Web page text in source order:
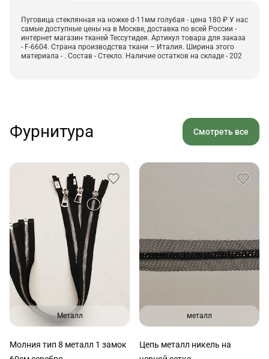
Пуговица стеклянная на ножке d-11мм голубая - цена 180 ₽ У нас
самые доступные цены на в Москве, доставка по всей России -
интернет магазин тканей Тессутидея. Артикул товара для заказа
- F-6604. Страна производства ткани – Италия. Ширина этого
материала - . Состав - Стекло. Наличие остатков на складе - 202
Фурнитура Смотреть все
Металл
Молния тип 8 металл 1 замок
металл
Цепь металл никель на